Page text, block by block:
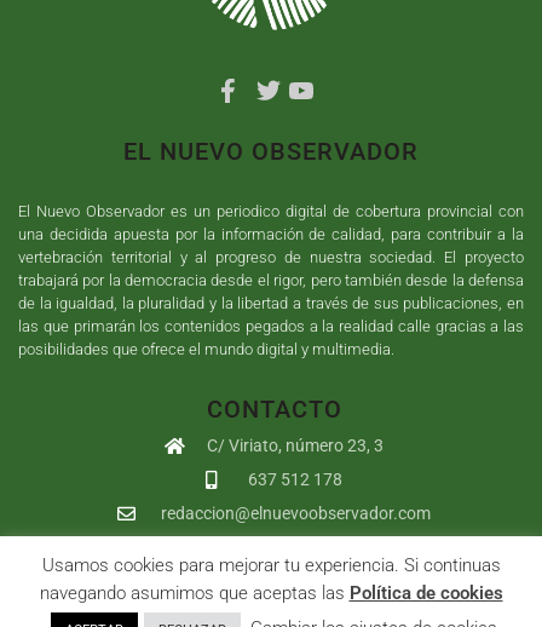
EL NUEVO OBSERVADOR
El Nuevo Observador es un periodico digital de cobertura provincial con
una decidida apuesta por la información de calidad, para contribuir a la
vertebración territorial y al progreso de nuestra sociedad. El proyecto
trabajará por la democracia desde el rigor, pero también desde la defensa
de la igualdad, la pluralidad y la libertad a través de sus publicaciones, en
las que primarán los contenidos pegados a la realidad calle gracias a las
posibilidades que ofrece el mundo digital y multimedia.
CONTACTO
C/ Viriato, número 23, 3
637 512 178
redaccion@elnuevoobservador.com
Copyright ©2026 El Nuevo Observador | Sumurdigital Diseño web
yDesarrollo| All Rights Reserved |
Usamos cookies para mejorar tu experiencia. Si continuas
navegando asumimos que aceptas las Política de cookies